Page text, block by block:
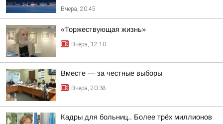
Вчера, 20:45
«Торжествующая жизнь»
Вчера, 12:10
Вместе — за честные выборы
Вчера, 20:38
Кадры для больниц.. Более трёх миллионов